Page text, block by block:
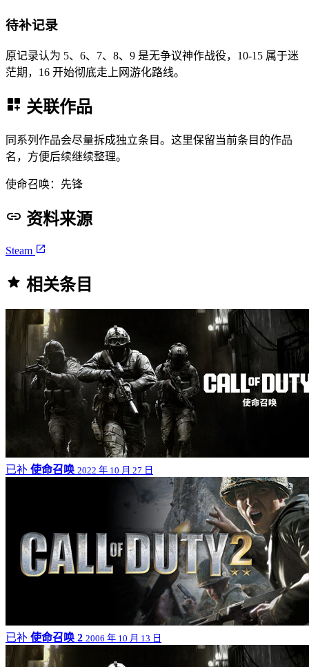
待补记录
原记录认为 5、6、7、8、9 是无争议神作战役，10-15 属于迷
茫期，16 开始彻底走上网游化路线。
关联作品
同系列作品会尽量拆成独立条目。这里保留当前条目的作品
名，方便后续继续整理。
使命召唤：先锋
资料来源
Steam
相关条目
已补 使命召唤 2022 年 10 月 27 日
已补 使命召唤 2 2006 年 10 月 13 日